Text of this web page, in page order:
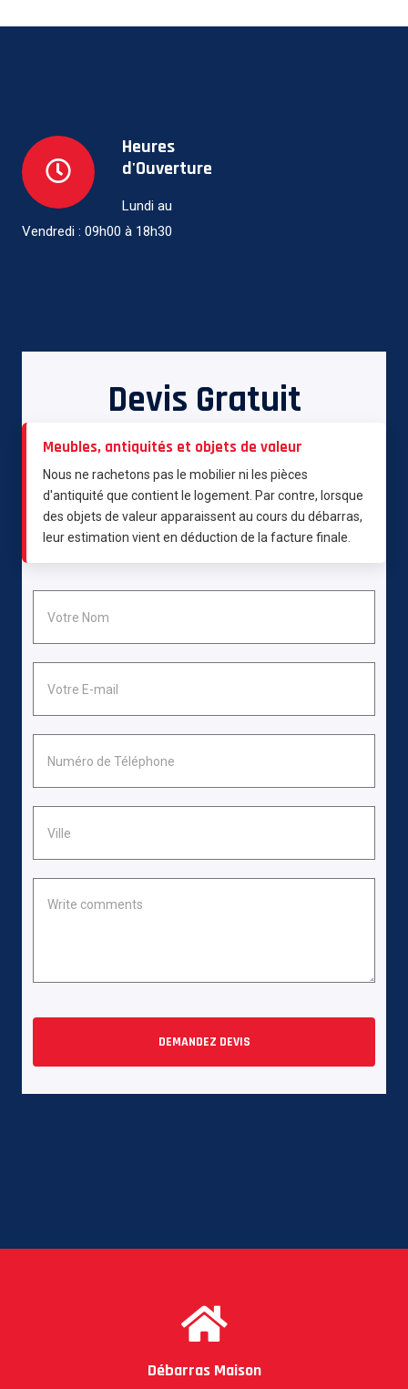
Heures
d'Ouverture
Lundi au
Vendredi : 09h00 à 18h30
Devis Gratuit
Meubles, antiquités et objets de valeur
Nous ne rachetons pas le mobilier ni les pièces
d'antiquité que contient le logement. Par contre, lorsque
des objets de valeur apparaissent au cours du débarras,
leur estimation vient en déduction de la facture finale.
DEMANDEZ DEVIS
Débarras Maison